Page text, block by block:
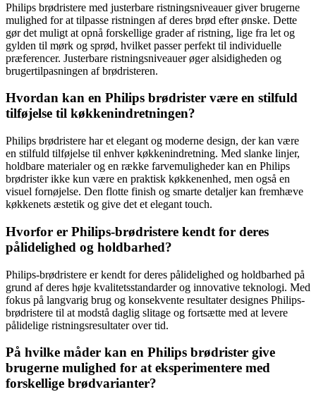
Philips brødristere med justerbare ristningsniveauer giver brugerne
mulighed for at tilpasse ristningen af deres brød efter ønske. Dette
gør det muligt at opnå forskellige grader af ristning, lige fra let og
gylden til mørk og sprød, hvilket passer perfekt til individuelle
præferencer. Justerbare ristningsniveauer øger alsidigheden og
brugertilpasningen af brødristeren.
Hvordan kan en Philips brødrister være en stilfuld
tilføjelse til køkkenindretningen?
Philips brødristere har et elegant og moderne design, der kan være
en stilfuld tilføjelse til enhver køkkenindretning. Med slanke linjer,
holdbare materialer og en række farvemuligheder kan en Philips
brødrister ikke kun være en praktisk køkkenenhed, men også en
visuel fornøjelse. Den flotte finish og smarte detaljer kan fremhæve
køkkenets æstetik og give det et elegant touch.
Hvorfor er Philips-brødristere kendt for deres
pålidelighed og holdbarhed?
Philips-brødristere er kendt for deres pålidelighed og holdbarhed på
grund af deres høje kvalitetsstandarder og innovative teknologi. Med
fokus på langvarig brug og konsekvente resultater designes Philips-
brødristere til at modstå daglig slitage og fortsætte med at levere
pålidelige ristningsresultater over tid.
På hvilke måder kan en Philips brødrister give
brugerne mulighed for at eksperimentere med
forskellige brødvarianter?